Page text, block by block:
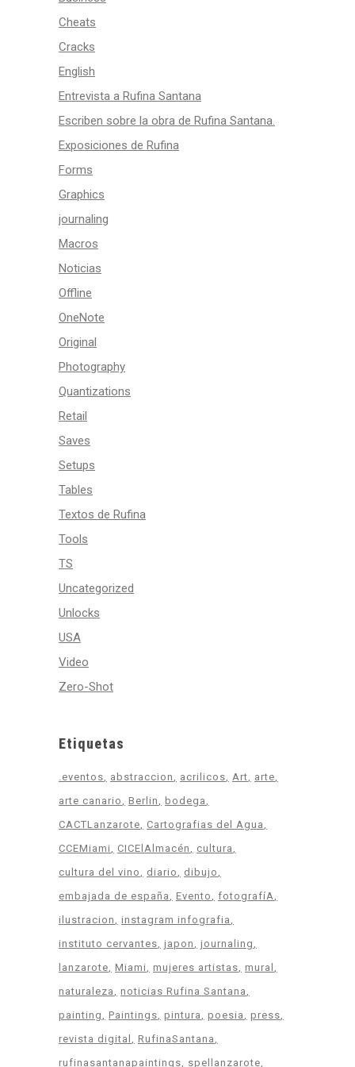
Cheats
Cracks
English
Entrevista a Rufina Santana
Escriben sobre la obra de Rufina Santana.
Exposiciones de Rufina
Forms
Graphics
journaling
Macros
Noticias
Offline
OneNote
Original
Photography
Quantizations
Retail
Saves
Setups
Tables
Textos de Rufina
Tools
TS
Uncategorized
Unlocks
USA
Video
Zero-Shot
Etiquetas
.eventos abstraccion acrilicos Art
arte
arte canario
Berlin
bodega
CACTLanzarote
Cartografias del Agua
CCEMiami
CICElAlmacén
cultura
cultura del vino
diario
dibujo
embajada de españa
Evento
fotografíA
ilustracion
instagram infografia
instituto cervantes japon
journaling
lanzarote Miami mujeres artistas mural
naturaleza
noticias Rufina Santana
painting
Paintings pintura poesia
press
revista digital
RufinaSantana
rufinasantanapaintings
spellanzarote